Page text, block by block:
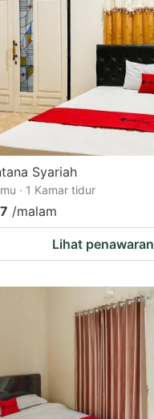
Syariah
· 1 Kamar tidur
/malam
Lihat penawaran